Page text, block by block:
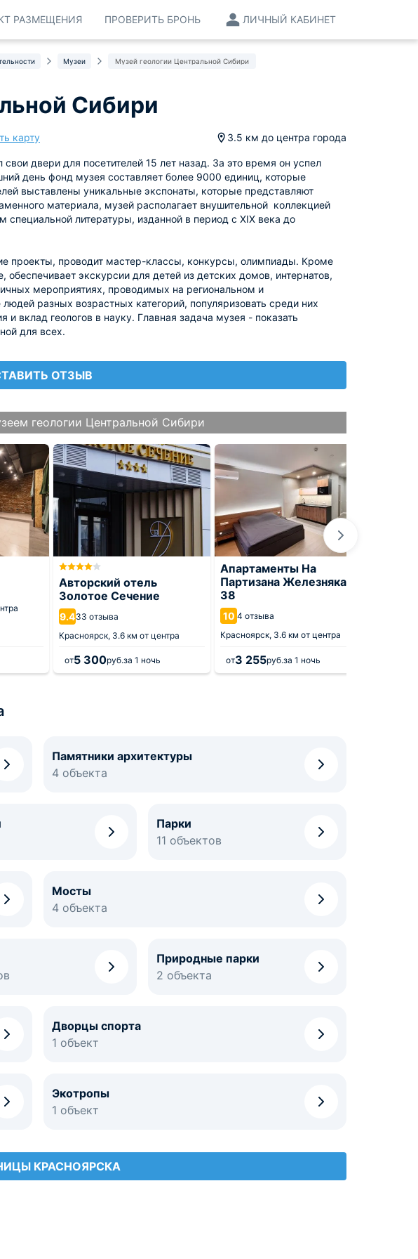
ЛИЧНЫЙ КАБИНЕТ
ПРОВЕРИТЬ БРОНЬ
РАЗМЕЩЕНИЯ
Музеи Музей геологии Центральной Сибири
Сибири
карту 3.5 км до центра города
двери для посетителей 15 лет назад. За это время он успел
день фонд музея составляет более 9000 единиц, которые
выставлены уникальные экспонаты, которые представляют
материала, музей располагает внушительной коллекцией
специальной литературы, изданной в период с XIX века до
проекты, проводит мастер-классы, конкурсы, олимпиады. Кроме
обеспечивает экскурсии для детей из детских домов, интернатов,
мероприятиях, проводимых на региональном и
разных возрастных категорий, популяризовать среди них
вклад геологов в науку. Главная задача музея - показать
для всех.
ОТЗЫВ
геологии Центральной Сибири
Авторский отель
Золотое Сечение
9.433 отзыва
Красноярск, 3.6 км от центра
от5 300руб.за 1 ночь
Апартаменты На
Партизана Железняка,
38
10 4 отзыва
Красноярск, 3.6 км от центра
от3 255руб.за 1 ночь
Памятники архитектуры
4 объекта
Парки
11 объектов
Мосты
4 объекта
Природные парки
2 объекта
Дворцы спорта
1 объект
Экотропы
1 объект
КРАСНОЯРСКА